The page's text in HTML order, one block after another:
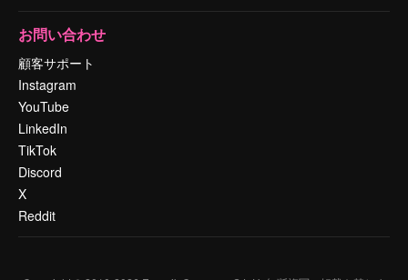
お問い合わせ
顧客サポート
Instagram
YouTube
LinkedIn
TikTok
Discord
X
Reddit